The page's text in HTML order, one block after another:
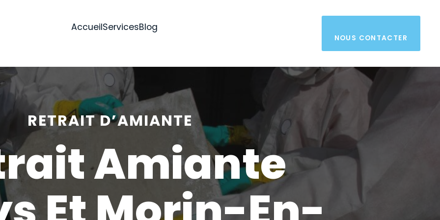
AccueilServicesBlog
NOUS CONTACTER
RETRAIT D’AMIANTE
Amiante